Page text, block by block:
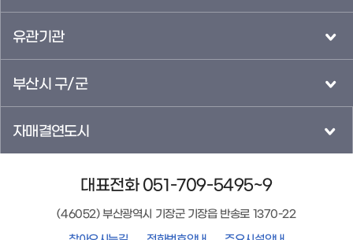
유관기관
부산시 구/군
자매결연도시
대표전화 051-709-5495~9
(46052) 부산광역시 기장군 기장읍 반송로 1370-22